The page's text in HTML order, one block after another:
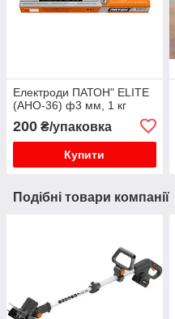
Електроди ПАТОН" ELITE
(АНО-36) ф3 мм, 1 кг
200 ₴/упаковка
Купити
Подібні товари компанії